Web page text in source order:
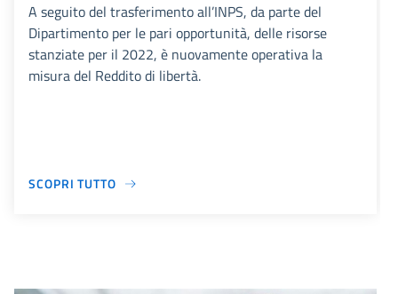
A seguito del trasferimento all’INPS, da parte del
Dipartimento per le pari opportunità, delle risorse
stanziate per il 2022, è nuovamente operativa la
misura del Reddito di libertà.
SCOPRI TUTTO